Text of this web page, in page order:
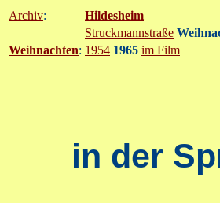
Archiv:
Hildesheim
Struckmannstraße
Weihnachten: 1954 1965 im Film
in der